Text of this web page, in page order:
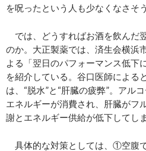
を呪ったという人も少なくなさそう
では、どうすればお酒を飲んだ
のか。大正製薬では、済生会横浜
よる「翌日のパフォーマンス低下
を紹介している。谷口医師による
は、“脱水”と“肝臓の疲弊”。アル
エネルギーが消費され、肝臓がフ
謝とエネルギー供給が低下してし
具体的な対策としては、①空腹